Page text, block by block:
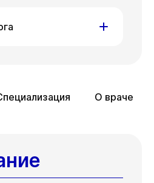
Пн О враче